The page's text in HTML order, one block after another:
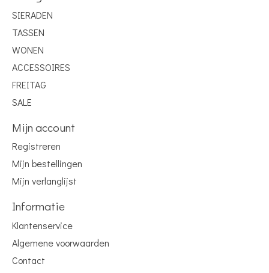
SIERADEN
TASSEN
WONEN
ACCESSOIRES
FREITAG
SALE
Mijn account
Registreren
Mijn bestellingen
Mijn verlanglijst
Informatie
Klantenservice
Algemene voorwaarden
Contact